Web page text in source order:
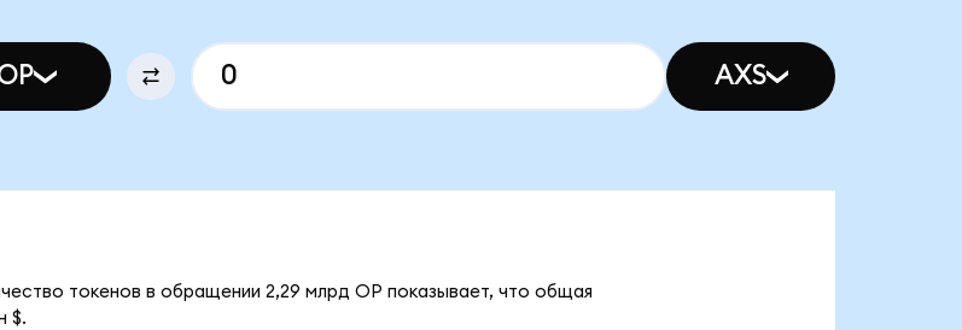
AXS
токенов в обращении 2,29 млрд OP показывает, что общая
$.